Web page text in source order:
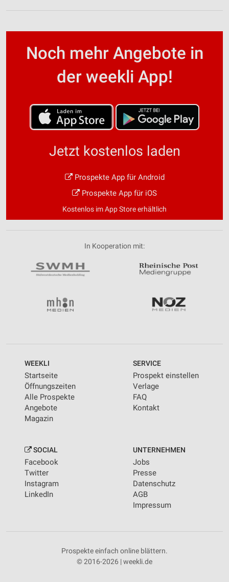
Noch mehr Angebote in
der weekli App!
Jetzt kostenlos laden
Prospekte App für Android
Prospekte App für iOS
Kostenlos im App Store erhältlich
In Kooperation mit:
WEEKLI
Startseite
Öffnungszeiten
Alle Prospekte
Angebote
Magazin
SERVICE
Prospekt einstellen
Verlage
FAQ
Kontakt
SOCIAL
Facebook
Twitter
Instagram
LinkedIn
UNTERNEHMEN
Jobs
Presse
Datenschutz
AGB
Impressum
Prospekte einfach online blättern.
© 2016-2026 | weekli.de